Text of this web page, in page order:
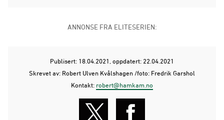
ANNONSE FRA ELITESERIEN:
Publisert: 18.04.2021 , oppdatert: 22.04.2021
Skrevet av: Robert Ulven Kvålshagen /foto: Fredrik Garshol
Kontakt: robert@hamkam.no